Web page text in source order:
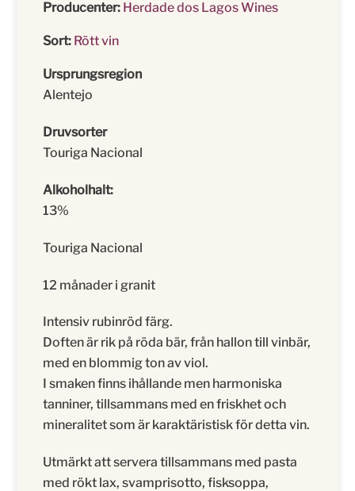
Producenter: Herdade dos Lagos Wines
Sort: Rött vin
Ursprungsregion
Alentejo
Druvsorter
Touriga Nacional
Alkoholhalt:
13%
Touriga Nacional
12 månader i granit
Intensiv rubinröd färg.
Doften är rik på röda bär, från hallon till vinbär,
med en blommig ton av viol.
I smaken finns ihållande men harmoniska
tanniner, tillsammans med en friskhet och
mineralitet som är karaktäristisk för detta vin.
Utmärkt att servera tillsammans med pasta
med rökt lax, svamprisotto, fisksoppa,